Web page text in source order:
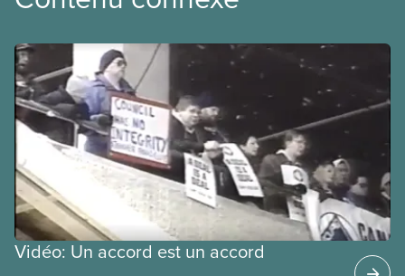
Vidéo: Un accord est un accord